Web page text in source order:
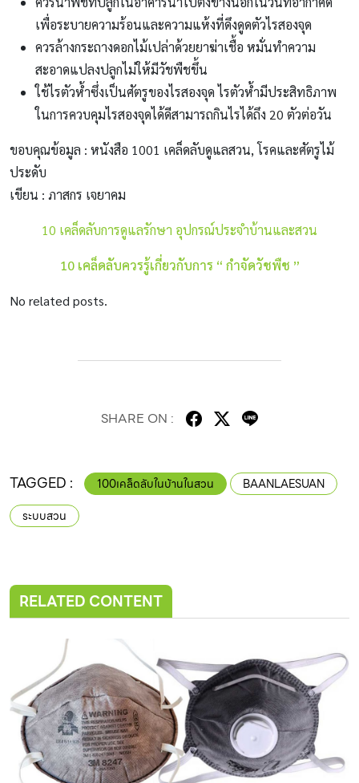
เพื่อระบายความร้อนและความแห้งที่ดึงดูดตัวไรสองจุด
ควรล้างกระถางดอกไม้เปล่าด้วยยาฆ่าเชื้อ หมั่นทำความ
สะอาดแปลงปลูกไม่ให้มีวัชพืชขึ้น
ใช้ไรตัวห้ำซึ่งเป็นศัตรูของไรสองจุด ไรตัวห้ำมีประสิทธิภาพ
ในการควบคุมไรสองจุดได้ดีสามารถกินไรได้ถึง 20 ตัวต่อวัน
ขอบคุณข้อมูล : หนังสือ 1001 เคล็ดลับดูแลสวน, โรคและศัตรูไม้
ประดับ
เขียน : ภาสกร เจยาคม
10 เคล็ดลับการดูแลรักษา อุปกรณ์ประจำบ้านและสวน
10 เคล็ดลับควรรู้เกี่ยวกับการ “ กำจัดวัชพืช ”
No related posts.
SHARE ON :
TAGGED : 100เคล็ดลับในบ้านในสวน
BAANLAESUAN
ระบบสวน
RELATED CONTENT